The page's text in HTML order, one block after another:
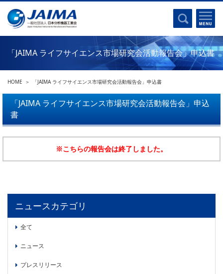
事業計画書
沿革
採用
関連リンク
JAIMAの取り組み
主な活動
分析機器・科学機器遺産認定
委員会活動
協力企業との適正取引の推進
はじめに
電磁波(光)
クロマトグラフ
質量分析
電子顕微鏡
熱分析
電気化学
バイオ関連
総論・各種分析法
環境
ライフサイエンス
イメージング
「JAIMA ライフサイエンス市場研究会活動報告会」申込書
HOME 「JAIMA ライフサイエンス市場研究会活動報告会」申込書
「JAIMA ライフサイエンス市場研究会活動報告会」申込
書
※こちらの報告会は終了しました。
ニュースカテゴリ
全て
ニュース
プレスリリース